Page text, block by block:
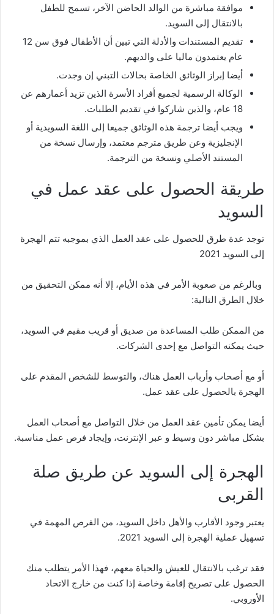
موافقة مباشرة من الوالد الحاضن الآخر، تسمح للطفل
بالانتقال إلى السويد.
تقديم المستندات والأدلة التي تبين أن الأطفال فوق سن 12
عام يعتمدون ماليا على والديهم.
أيضا إبراز الوثائق الخاصة بحالات التبني إن وجدت.
الوكالة الرسمية لجميع أفراد الأسرة الذين تزيد أعمارهم عن
18 عام، والذين شاركوا في تقديم الطلبات.
ويجب أيضا ترجمة هذه الوثائق جميعا إلى اللغة السويدية أو
الإنجليزية وعن طريق مترجم معتمد، وإرسال نسخة من
المستند الأصلي ونسخة من الترجمة.
طريقة الحصول على عقد عمل في
السويد
توجد عدة طرق للحصول على عقد العمل الذي بموجبه تتم الهجرة
إلى السويد 2021
وبالرغم من صعوبة الأمر في هذه الأيام، إلا أنه ممكن التحقيق من
خلال الطرق التالية:
من الممكن طلب المساعدة من صديق أو قريب مقيم في السويد،
حيث يمكنه التواصل مع إحدى الشركات.
أو مع أصحاب وأرباب العمل هناك، والتوسط للشخص المقدم على
الهجرة بالحصول على عقد عمل.
أيضا يمكن تأمين عقد العمل من خلال التواصل مع أصحاب العمل
بشكل مباشر دون وسيط و عبر الإنترنت، وإيجاد فرص عمل مناسبة.
الهجرة إلى السويد عن طريق صلة
القربى
يعتبر وجود الأقارب والأهل داخل السويد، من الفرص المهمة في
تسهيل عملية الهجرة إلى السويد 2021.
فقد ترغب بالانتقال للعيش والحياة معهم، فهذا الأمر يتطلب منك
الحصول على تصريح إقامة وخاصة إذا كنت من خارج الاتحاد
الأوروبي.